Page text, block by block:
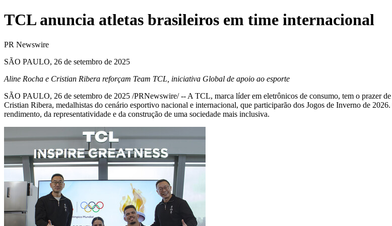
TCL anuncia atletas brasileiros em time internacional
PR Newswire
SÃO PAULO, 26 de setembro de 2025
Aline Rocha e Cristian Ribera reforçam Team TCL, iniciativa Global de apoio ao esporte
SÃO PAULO, 26 de setembro de 2025 /PRNewswire/ -- A TCL, marca líder em eletrônicos de consumo, tem o prazer
Cristian Ribera, medalhistas do cenário esportivo nacional e internacional, que participarão dos Jogos de Inverno de
rendimento, da representatividade e da construção de uma sociedade mais inclusiva.